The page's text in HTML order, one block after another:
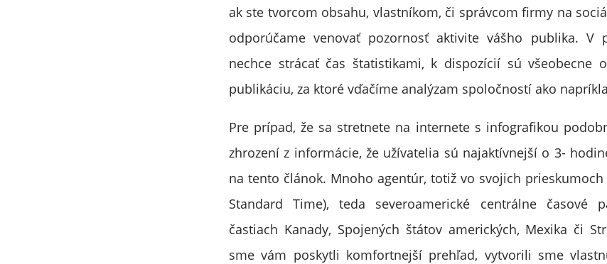
ak ste tvorcom obsahu, vlastníkom, či správcom firmy na
odporúčame venovať pozornosť aktivite vášho publika. V
nechce strácať čas štatistikami, k dispozícií sú všeobecne
publikáciu, za ktoré vďačíme analýzam spoločností ako
Pre prípad, že sa stretnete na internete s infografikou
zhrození z informácie, že užívatelia sú najaktívnejší o 3-
na tento článok. Mnoho agentúr, totiž vo svojich prieskumoch
Standard Time), teda severoamerické centrálne časové
častiach Kanady, Spojených štátov amerických, Mexika či
sme vám poskytli komfortnejší prehľad, vytvorili sme